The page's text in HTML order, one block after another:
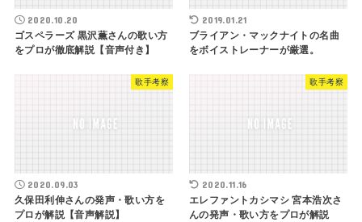
2020.10.20
ゴスペラーズ 黒沢薫さんの歌い方
をプロが徹底解説【音声付き】
2019.01.21
ブライアン・マックナイトの名曲
をボイストレーナーが厳選。
歌手考察
2020.09.03
久保田利伸さんの発声・歌い方を
プロが解説【音声解説】
歌手考察
2020.11.16
エレファントカシマシ 宮本浩次さ
んの発声・歌い方をプロが解説